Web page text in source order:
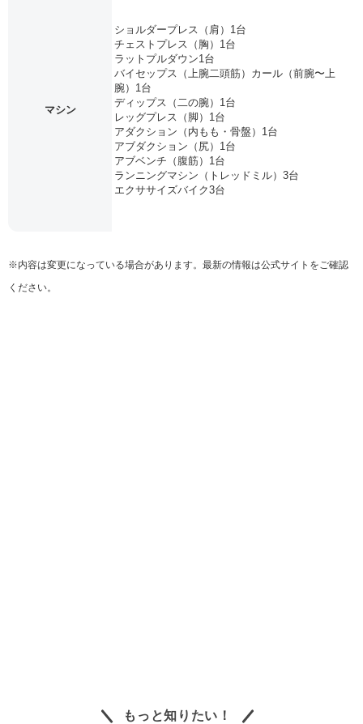
マシン
ショルダープレス（肩）1台
チェストプレス（胸）1台
ラットプルダウン1台
バイセップス（上腕二頭筋）カール（前腕〜上
腕）1台
ディップス（二の腕）1台
レッグプレス（脚）1台
アダクション（内もも・骨盤）1台
アブダクション（尻）1台
アブベンチ（腹筋）1台
ランニングマシン（トレッドミル）3台
エクササイズバイク3台
※内容は変更になっている場合があります。最新の情報は公式サイトをご確認
ください。
もっと知りたい！